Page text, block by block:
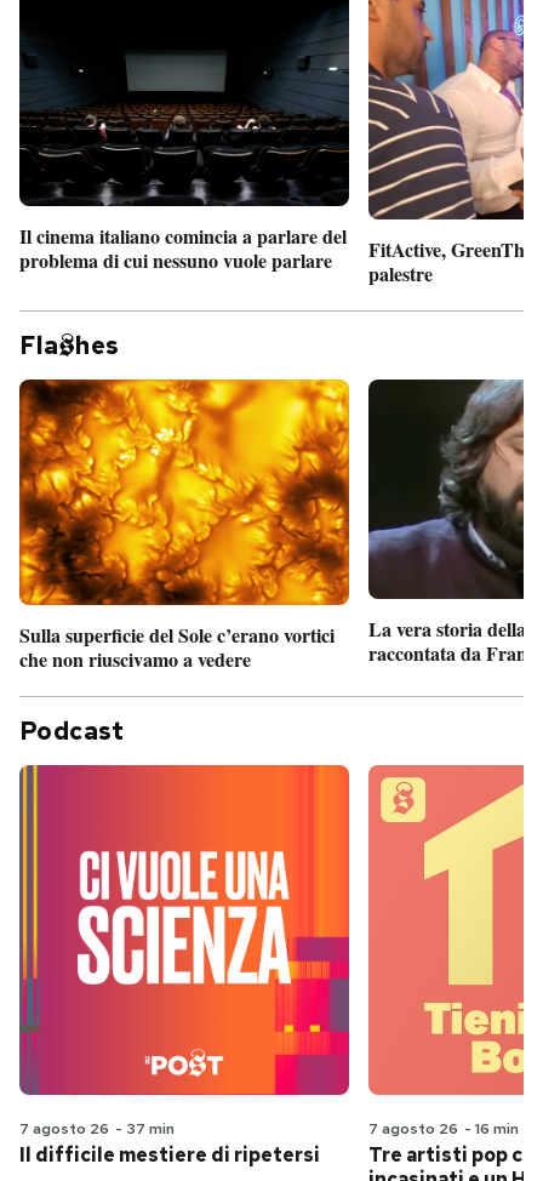
Il cinema italiano comincia a parlare del
problema di cui nessuno vuole parlare
FitActive,
palestre
Fla hes
Sulla superficie del Sole c’erano vortici
che non riuscivamo a vedere
La vera storia della
raccontata da
Podcast
7 agosto 26 - 37 min
Il difficile mestiere di ripetersi
7 agosto 26 - 16 min
Tre artisti pop